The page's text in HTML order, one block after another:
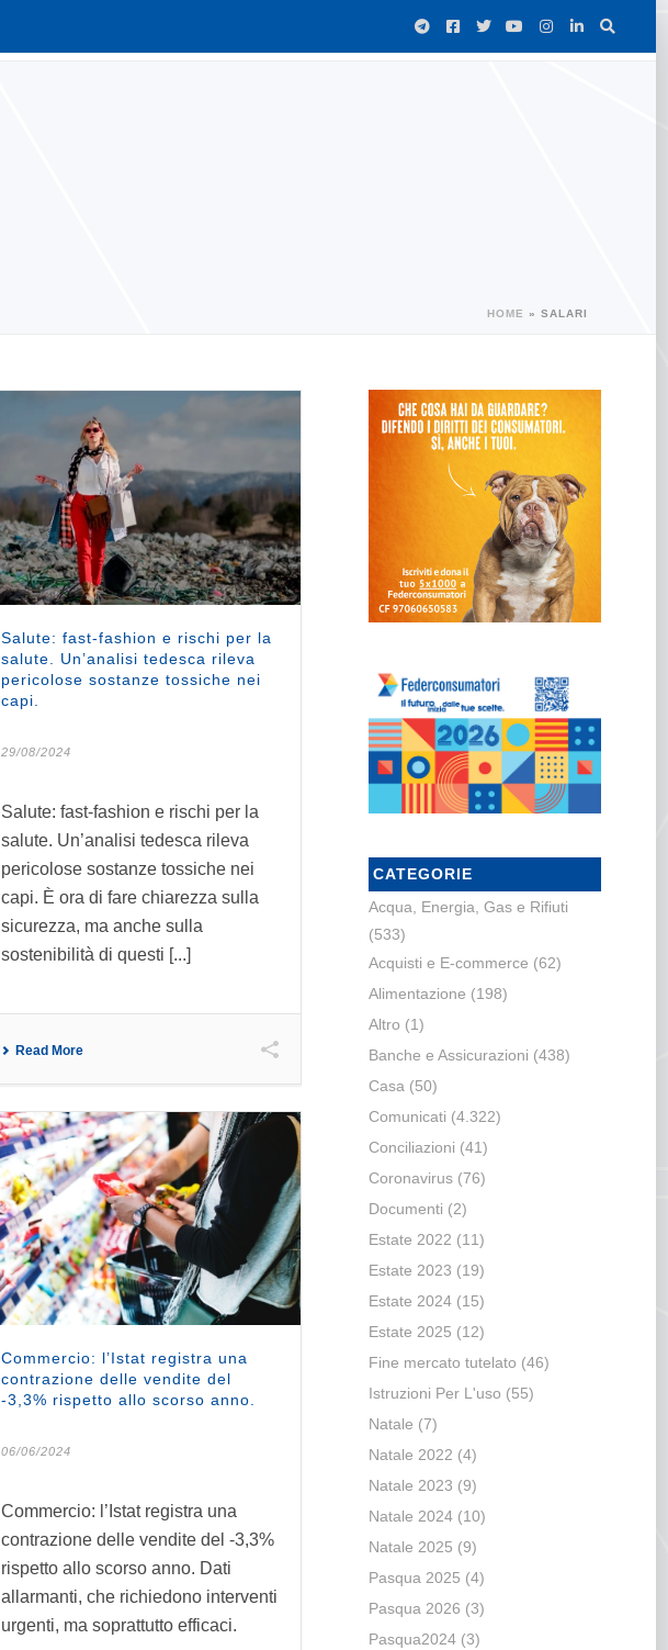
HOME » SALARI
Salute: fast-fashion e rischi per la
salute. Un’analisi tedesca rileva
pericolose sostanze tossiche nei
capi.
29/08/2024
Salute: fast-fashion e rischi per la
salute. Un’analisi tedesca rileva
pericolose sostanze tossiche nei
capi. È ora di fare chiarezza sulla
sicurezza, ma anche sulla
sostenibilità di questi [...]
Read More
Commercio: l’Istat registra una
contrazione delle vendite del
-3,3% rispetto allo scorso anno.
06/06/2024
Commercio: l’Istat registra una
contrazione delle vendite del -3,3%
rispetto allo scorso anno. Dati
allarmanti, che richiedono interventi
urgenti, ma soprattutto efficaci.
CATEGORIE
Acqua, Energia, Gas e Rifiuti
(533)
Acquisti e E-commerce (62)
Alimentazione (198)
Altro (1)
Banche e Assicurazioni (438)
Casa (50)
Comunicati (4.322)
Conciliazioni (41)
Coronavirus(76)
Documenti (2)
Estate 2022 (11)
Estate 2023 (19)
Estate 2024(15)
Estate 2025 (12)
Fine mercato tutelato (46)
Istruzioni Per L'uso (55)
Natale (7)
Natale 2022 (4)
Natale 2023 (9)
Natale 2024(10)
Natale 2025 (9)
Pasqua 2025 (4)
Pasqua 2026 (3)
Pasqua2024(3)